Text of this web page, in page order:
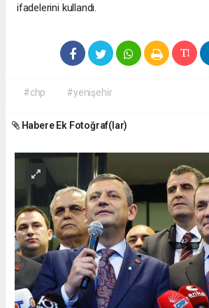
ifadelerini kullandı.
#chp #yenişehir
Habere Ek Fotoğraf(lar)